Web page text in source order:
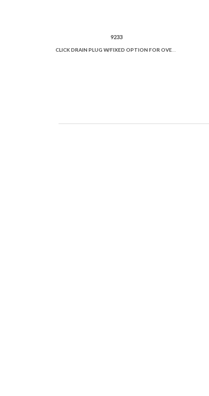
9233
CLICK DRAIN PLUG W/FIXED OPTION FOR OVERFLOW PREVENTION AND CERAMIC COVER.